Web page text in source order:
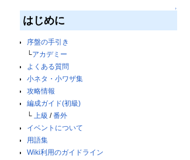
↑
はじめに
序盤の手引き
└アカデミー
よくある質問
小ネタ・小ワザ集
攻略情報
編成ガイド(初級)
└
上級 /番外
イベントについて
用語集
Wiki利用のガイドライン